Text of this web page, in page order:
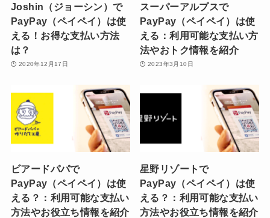
Joshin（ジョーシン）で
PayPay（ペイペイ）は使
える！お得な支払い方法
は？
2020年12月17日
スーパーアルプスで
PayPay（ペイペイ）は使
える：利用可能な支払い方
法やおトク情報を紹介
2023年3月10日
ビアードパパで
PayPay（ペイペイ）は使
える？：利用可能な支払い
方法やお役立ち情報を紹介
星野リゾートで
PayPay（ペイペイ）は使
える？：利用可能な支払い
方法やお役立ち情報を紹介